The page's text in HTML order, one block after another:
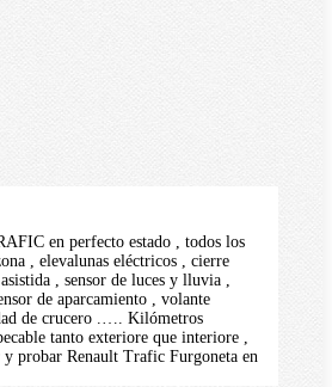
en perfecto estado , todos los
, elevalunas eléctricos , cierre
, sensor de luces y lluvia ,
de aparcamiento , volante
de crucero .…. Kilómetros
tanto exteriore que interiore ,
probar Renault Trafic Furgoneta en